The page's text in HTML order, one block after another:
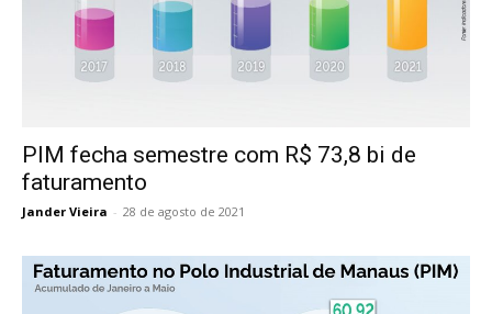
PIM fecha semestre com R$ 73,8 bi de
faturamento
Jander Vieira - 28 de agosto de 2021